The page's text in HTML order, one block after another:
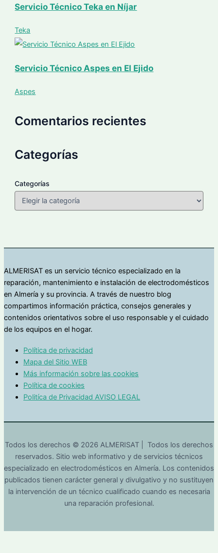
Servicio Técnico Teka en Níjar
Teka
Servicio Técnico Aspes en El Ejido
Aspes
Comentarios recientes
Categorías
Categorías
ALMERISAT es un servicio técnico especializado en la
reparación, mantenimiento e instalación de electrodomésticos
en Almería y su provincia. A través de nuestro blog
compartimos información práctica, consejos generales y
contenidos orientativos sobre el uso responsable y el cuidado
de los equipos en el hogar.
Política de privacidad
Mapa del Sitio WEB
Más información sobre las cookies
Política de cookies
Politíca de Privacidad AVISO LEGAL
Todos los derechos © 2026 ALMERISAT | Todos los derechos
reservados. Sitio web informativo y de servicios técnicos
especializado en electrodomésticos en Almería. Los contenidos
publicados tienen carácter general y divulgativo y no sustituyen
la intervención de un técnico cualificado cuando es necesaria
una reparación profesional.